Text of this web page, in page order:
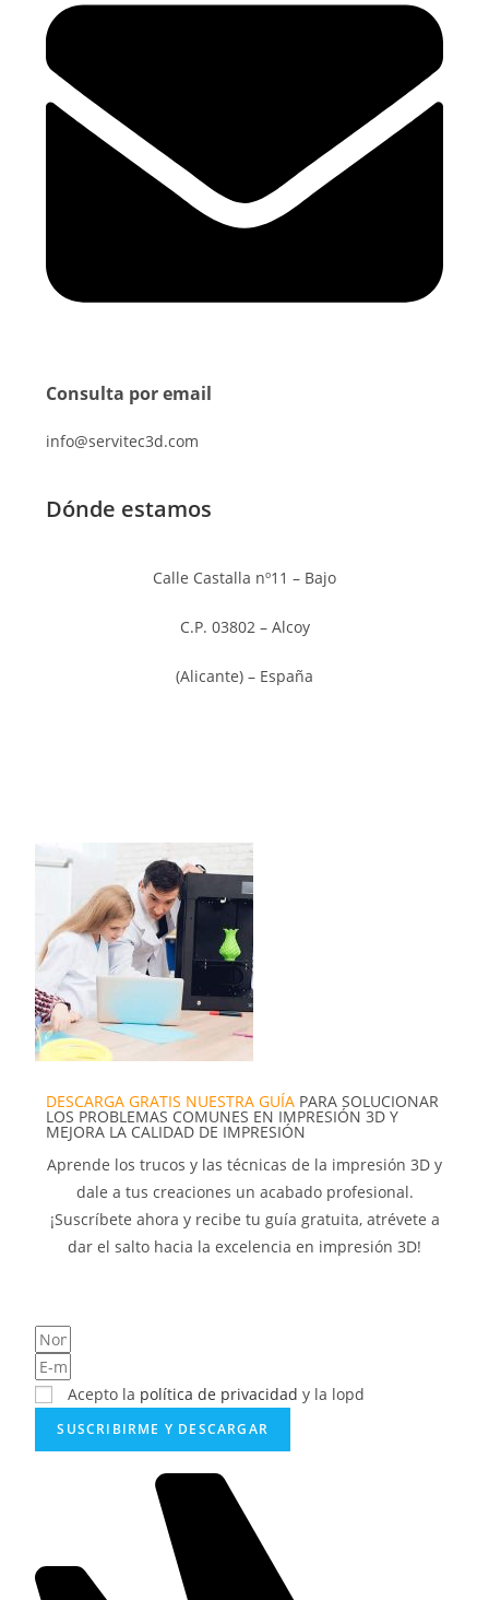
Consulta por email
info@servitec3d.com
Dónde estamos
Calle Castalla nº11 – Bajo
C.P. 03802 – Alcoy
(Alicante) – España
DESCARGA GRATIS NUESTRA GUÍA PARA SOLUCIONAR
LOS PROBLEMAS COMUNES EN IMPRESIÓN 3D Y
MEJORA LA CALIDAD DE IMPRESIÓN
Aprende los trucos y las técnicas de la impresión 3D y
dale a tus creaciones un acabado profesional.
¡Suscríbete ahora y recibe tu guía gratuita, atrévete a
dar el salto hacia la excelencia en impresión 3D!
Acepto la política de privacidad y la lopd
SUSCRIBIRME Y DESCARGAR